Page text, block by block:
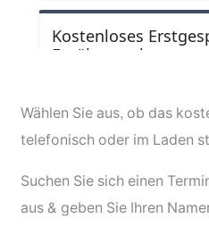
Wählen Sie aus, ob das
telefonisch oder im Laden
Suchen Sie sich einen
aus & geben Sie Ihren